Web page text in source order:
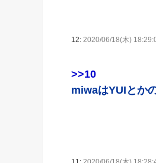
12: 2020/06/18(木)
>>10
miwaはYUIとか